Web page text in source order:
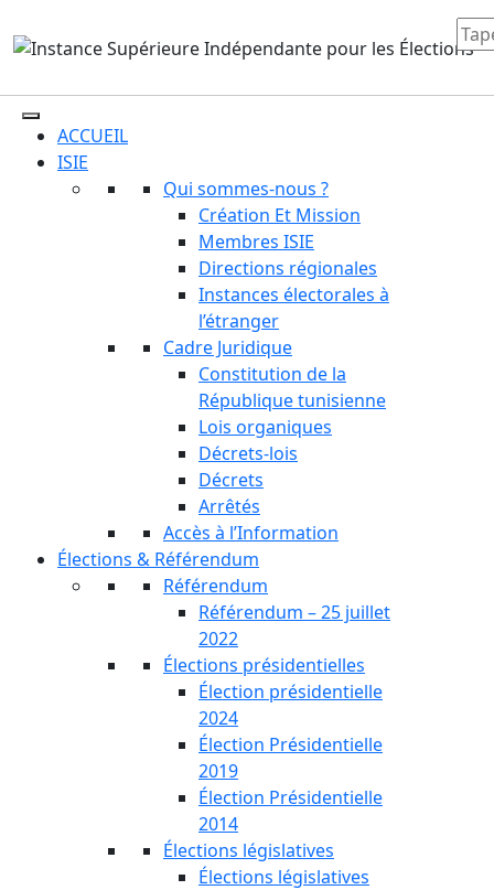
ACCUEIL
ISIE
Qui sommes-nous ?
Création Et Mission
Membres ISIE
Directions régionales
Instances électorales à
l’étranger
Cadre Juridique
Constitution de la
République tunisienne
Lois organiques
Décrets-lois
Décrets
Arrêtés
Accès à l’Information
Élections & Référendum
Référendum
Référendum – 25 juillet
2022
Élections présidentielles
Élection présidentielle
2024
Élection Présidentielle
2019
Élection Présidentielle
2014
Élections législatives
Élections législatives